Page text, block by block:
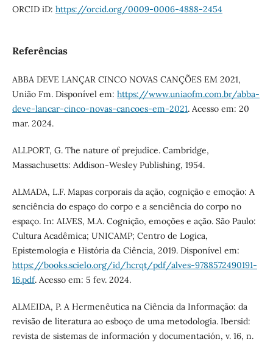
ORCID iD: https://orcid.org/0009-0006-4888-2454
Referências
ABBA DEVE LANÇAR CINCO NOVAS CANÇÕES EM 2021,
União Fm. Disponível em: https://www.uniaofm.com.br/abba-
deve-lancar-cinco-novas-cancoes-em-2021. Acesso em: 20
mar. 2024.
ALLPORT, G. The nature of prejudice. Cambridge,
Massachusetts: Addison-Wesley Publishing, 1954.
ALMADA, L.F. Mapas corporais da ação, cognição e emoção: A
senciência do espaço do corpo e a senciência do corpo no
espaço. In: ALVES, M.A. Cognição, emoções e ação. São Paulo:
Cultura Acadêmica; UNICAMP; Centro de Logica,
Epistemologia e História da Ciência, 2019. Disponível em:
https://books.scielo.org/id/hcrqt/pdf/alves-9788572490191-
16.pdf. Acesso em: 5 fev. 2024.
ALMEIDA, P. A Hermenêutica na Ciência da Informação: da
revisão de literatura ao esboço de uma metodologia. Ibersid:
revista de sistemas de información y documentación, v. 16, n.